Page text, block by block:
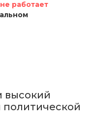
работает
высокий
политической